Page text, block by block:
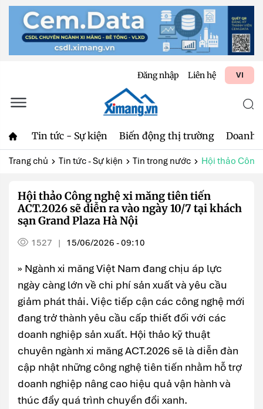
Đăng nhập Liên hệ VI
Tin tức - Sự kiện Biến động thị trường Doanh
Trang chủ Tin tức - Sự kiện Tin trong nước Hội thảo Công
Hội thảo Công nghệ xi măng tiên tiến
ACT.2026 sẽ diễn ra vào ngày 10/7 tại khách
sạn Grand Plaza Hà Nội
1527 | 15/06/2026 - 09:10
» Ngành xi măng Việt Nam đang chịu áp lực
ngày càng lớn về chi phí sản xuất và yêu cầu
giảm phát thải. Việc tiếp cận các công nghệ mới
đang trở thành yêu cầu cấp thiết đối với các
doanh nghiệp sản xuất. Hội thảo kỹ thuật
chuyên ngành xi măng ACT.2026 sẽ là diễn đàn
cập nhật những công nghệ tiên tiến nhằm hỗ trợ
doanh nghiệp nâng cao hiệu quả vận hành và
thúc đẩy quá trình chuyển đổi xanh.